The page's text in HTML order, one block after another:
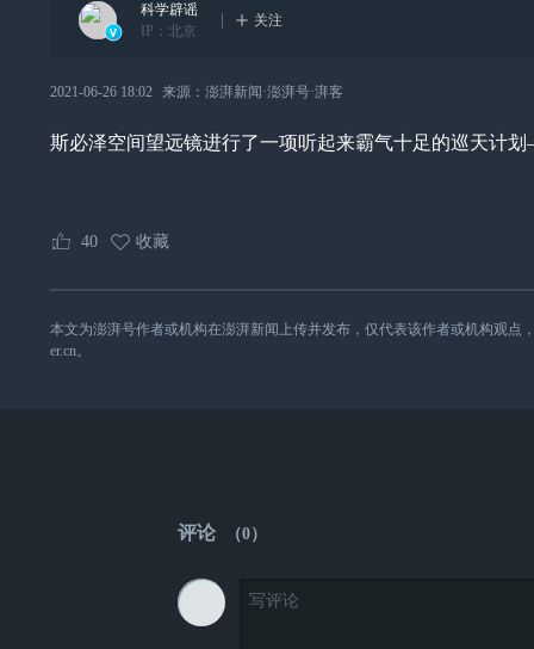
科学辟谣
IP： 北京
关注
2021-06-26 18:02 来源： 澎湃新闻·澎湃号·湃客
斯必泽空间望远镜进行了一项听起来霸气十足的巡天计
40 收藏
本文为澎湃号作者或机构在澎湃新闻上传并发布，仅代表该作者或机构观点
er.cn。
评论 （0）